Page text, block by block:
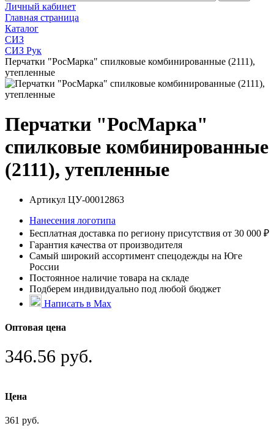
Личный кабинет
Главная страница
Каталог
СИЗ
СИЗ Рук
Перчатки "РосМарка" спилковые комбинированные (2111),
утепленные
Перчатки "РосМарка"
спилковые комбинированные
(2111), утепленные
Артикул ЦУ-00012863
Нанесения логотипа
Бесплатная доставка по региону присутствия от 30 000 ₽
Гарантия качества от производителя
Самый широкий ассортимент спецодежды на Юге
России
Постоянное наличие товара на складе
Подберем индивидуально под любой бюджет
Написать в Max
Оптовая цена
346.56 руб.
Цена
361 руб.